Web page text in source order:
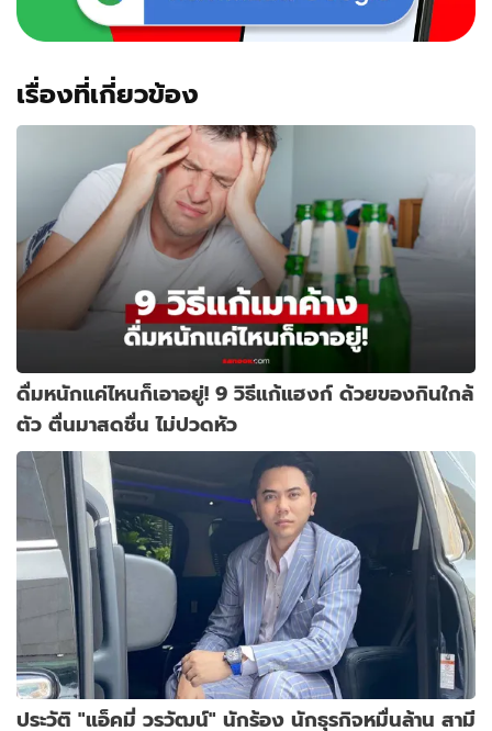
คิง
เรื่องที่เกี่ยวข้อง
ดื่มหนักแค่ไหนก็เอาอยู่! 9 วิธีแก้แฮงก์ ด้วยของกินใกล้
ตัว ตื่นมาสดชื่น ไม่ปวดหัว
ประวัติ "แอ็คมี่ วรวัฒน์" นักร้อง นักธุรกิจหมื่นล้าน สามี